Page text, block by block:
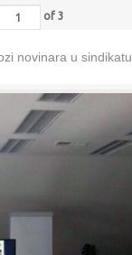
of 3
novinara u sindikatu